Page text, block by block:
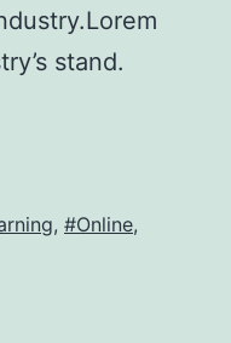
stand.
, #Online,